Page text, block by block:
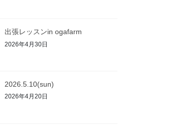
出張レッスンin ogafarm
2026年4月30日
2026.5.10(sun)
2026年4月20日